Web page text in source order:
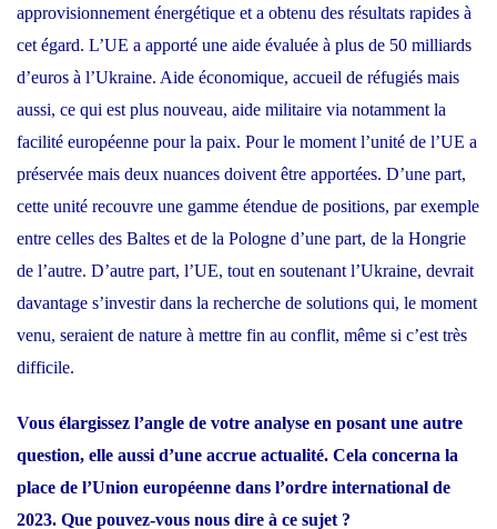
approvisionnement énergétique et a obtenu des résultats rapides à
cet égard. L’UE a apporté une aide évaluée à plus de 50 milliards
d’euros à l’Ukraine. Aide économique, accueil de réfugiés mais
aussi, ce qui est plus nouveau, aide militaire via notamment la
facilité européenne pour la paix. Pour le moment l’unité de l’UE a
préservée mais deux nuances doivent être apportées. D’une part,
cette unité recouvre une gamme étendue de positions, par exemple
entre celles des Baltes et de la Pologne d’une part, de la Hongrie
de l’autre. D’autre part, l’UE, tout en soutenant l’Ukraine, devrait
davantage s’investir dans la recherche de solutions qui, le moment
venu, seraient de nature à mettre fin au conflit, même si c’est très
difficile.
Vous élargissez l’angle de votre analyse en posant une autre
question, elle aussi d’une accrue actualité. Cela concerna la
place de l’Union européenne dans l’ordre international de
2023. Que pouvez-vous nous dire à ce sujet ?